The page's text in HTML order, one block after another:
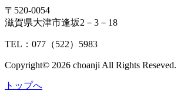
〒520-0054
滋賀県大津市逢坂2－3－18
TEL：077（522）5983
Copyright© 2026 choanji All Rights Reseved.
トップへ